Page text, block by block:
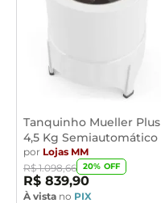
Tanquinho Mueller Plus
4,5 Kg Semiautomático
por Lojas MM
R$ 1.098,66 20% OFF
R$ 839,90
À vista no PIX